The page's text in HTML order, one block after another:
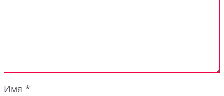
Имя *